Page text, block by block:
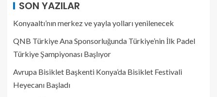
SON YAZILAR
Konyaaltı’nın merkez ve yayla yolları yenilenecek
QNB Türkiye Ana Sponsorluğunda Türkiye’nin İlk Padel
Türkiye Şampiyonası Başlıyor
Avrupa Bisiklet Başkenti Konya’da Bisiklet Festivali
Heyecanı Başladı